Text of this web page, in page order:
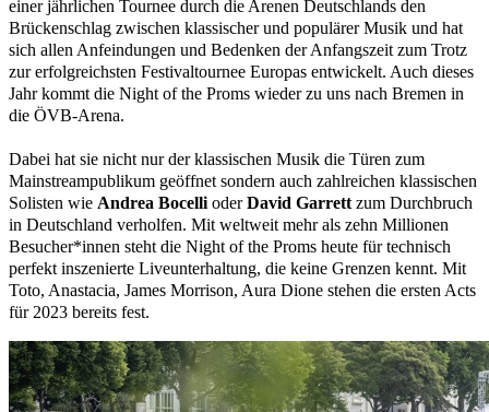
einer jährlichen Tournee durch die Arenen Deutschlands den
Brückenschlag zwischen klassischer und populärer Musik und hat
sich allen Anfeindungen und Bedenken der Anfangszeit zum Trotz
zur erfolgreichsten Festivaltournee Europas entwickelt. Auch dieses
Jahr kommt die Night of the Proms wieder zu uns nach Bremen in
die ÖVB-Arena.
Dabei hat sie nicht nur der klassischen Musik die Türen zum
Mainstreampublikum geöffnet sondern auch zahlreichen klassischen
Solisten wie Andrea Bocelli oderDavid Garrett zum Durchbruch
in Deutschland verholfen. Mit weltweit mehr als zehn Millionen
Besucher*innen steht die Night of the Proms heute für technisch
perfekt inszenierte Liveunterhaltung, die keine Grenzen kennt. Mit
Toto, Anastacia, James Morrison, Aura Dione stehen die ersten Acts
für 2023 bereits fest.